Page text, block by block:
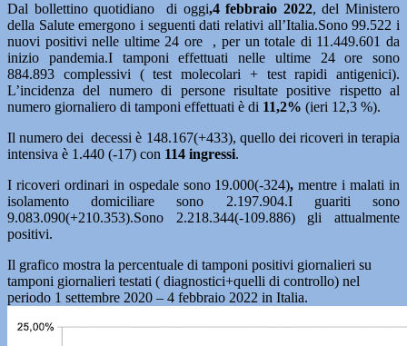
Dal bollettino quotidiano di oggi,4 febbraio 2022, del Ministero
della Salute emergono i seguenti dati relativi all’Italia.Sono 99.522 i
nuovi positivi nelle ultime 24 ore , per un totale di 11.449.601 da
inizio pandemia.I tamponi effettuati nelle ultime 24 ore sono
884.893 complessivi ( test molecolari + test rapidi antigenici).
L’incidenza del numero di persone risultate positive rispetto al
numero giornaliero di tamponi effettuati è di 11,2% (ieri 12,3 %).
Il numero dei decessi è 148.167(+433), quello dei ricoveri in terapia
intensiva è 1.440 (-17) con 114 ingressi.
I ricoveri ordinari in ospedale sono 19.000(-324), mentre i malati in
isolamento domiciliare sono 2.197.904.I guariti sono
9.083.090(+210.353).Sono 2.218.344(-109.886) gli attualmente
positivi.
Il grafico mostra la percentuale di tamponi positivi giornalieri su
tamponi giornalieri testati ( diagnostici+quelli di controllo) nel
periodo 1 settembre 2020 – 4 febbraio 2022 in Italia.